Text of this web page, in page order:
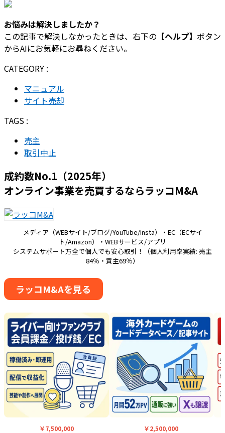
お悩みは解決しましたか？
この記事で解決しなかったときは、右下の 【ヘルプ】 ボタン
からAIにお気軽にお尋ねください。
CATEGORY :
マニュアル
サイト売却
TAGS :
売主
取引中止
成約数No.1（2025年）
オンライン事業を売買するならラッコM&A
メディア（WEBサイト/ブログ/YouTube/Insta）・EC（ECサイ
ト/Amazon）・WEBサービス/アプリ
システムサポート万全で個人でも安心取引！（個人利用率実績: 売主
84％・買主69％）
ラッコM&Aを見る
￥7,500,000 ￥2,500,000